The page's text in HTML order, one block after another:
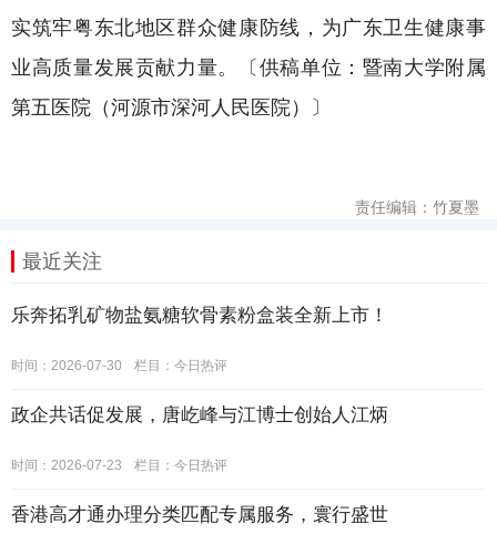
实筑牢粤东北地区群众健康防线，为广东卫生健康事
业高质量发展贡献力量。〔供稿单位：暨南大学附属
第五医院（河源市深河人民医院）〕
责任编辑：竹夏墨
最近关注
乐奔拓乳矿物盐氨糖软骨素粉盒装全新上市！
时间：2026-07-30 栏目： 今日热评
政企共话促发展，唐屹峰与江博士创始人江炳
时间：2026-07-23 栏目： 今日热评
香港高才通办理分类匹配专属服务，寰行盛世